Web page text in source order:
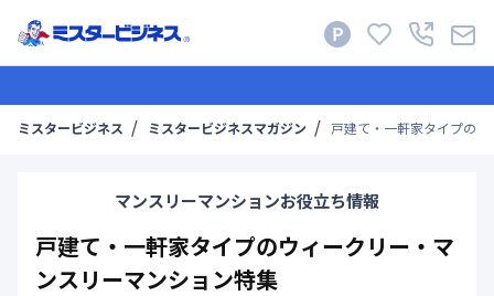
ミスタービジネス ミスタービジネスマガジン 戸建て・一軒家タイプの
マンスリーマンションお役立ち情報
戸建て・一軒家タイプのウィークリー・マ
ンスリーマンション特集